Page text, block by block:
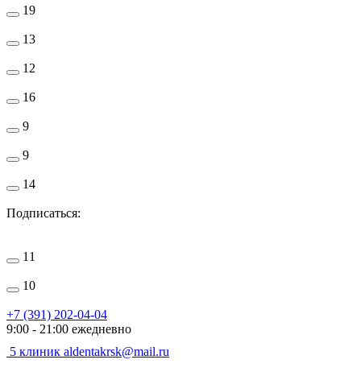
19
13
12
16
9
9
14
Подписаться:
11
10
+7 (391) 202-04-04
9:00 - 21:00 ежедневно
5 клиник aldentakrsk@mail.ru